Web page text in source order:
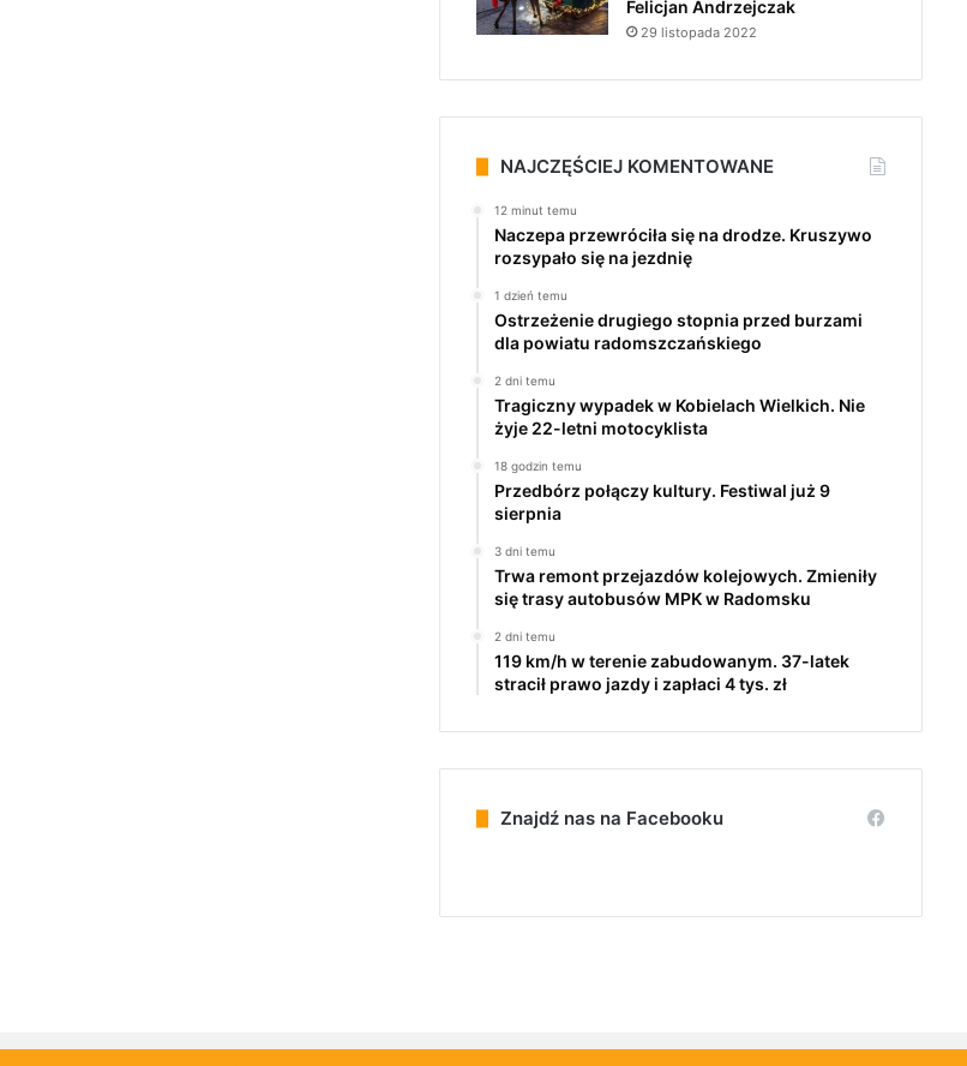
Felicjan Andrzejczak
29 listopada 2022
NAJCZĘŚCIEJ KOMENTOWANE
12 minut temu
Naczepa przewróciła się na drodze. Kruszywo
rozsypało się na jezdnię
1 dzień temu
Ostrzeżenie drugiego stopnia przed burzami
dla powiatu radomszczańskiego
2 dni temu
Tragiczny wypadek w Kobielach Wielkich. Nie
żyje 22-letni motocyklista
18 godzin temu
Przedbórz połączy kultury. Festiwal już 9
sierpnia
3 dni temu
Trwa remont przejazdów kolejowych. Zmieniły
się trasy autobusów MPK w Radomsku
2 dni temu
119 km/h w terenie zabudowanym. 37-latek
stracił prawo jazdy i zapłaci 4 tys. zł
Znajdź nas na Facebooku